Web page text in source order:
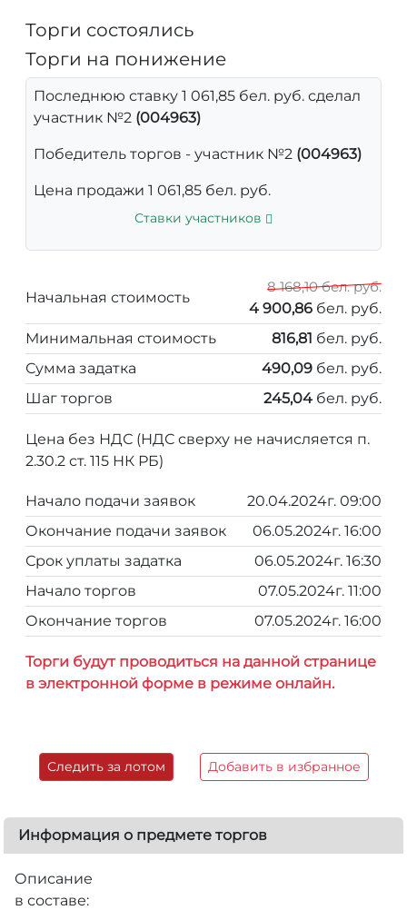
Торги состоялись
Торги на понижение
Последнюю ставку 1 061,85 бел. руб. сделал
участник №2 (004963)
Победитель торгов - участник №2 (004963)
Цена продажи 1 061,85 бел. руб.
Ставки участников
Начальная стоимость
8 168,10 бел. руб.
4 900,86 бел. руб.
Минимальная стоимость
816,81 бел. руб.
Сумма задатка
490,09 бел. руб.
Шаг торгов
245,04 бел. руб.
Цена без НДС (НДС сверху не начисляется п.
2.30.2 ст. 115 НК РБ)
Начало подачи заявок
20.04.2024г. 09:00
Окончание подачи заявок
06.05.2024г. 16:00
Срок уплаты задатка
06.05.2024г. 16:30
Начало торгов
07.05.2024г. 11:00
Окончание торгов
07.05.2024г. 16:00
Торги будут проводиться на данной странице
в электронной форме в режиме онлайн.
Следить за лотом Добавить в избранное
Информация о предмете торгов
Описание
в составе: